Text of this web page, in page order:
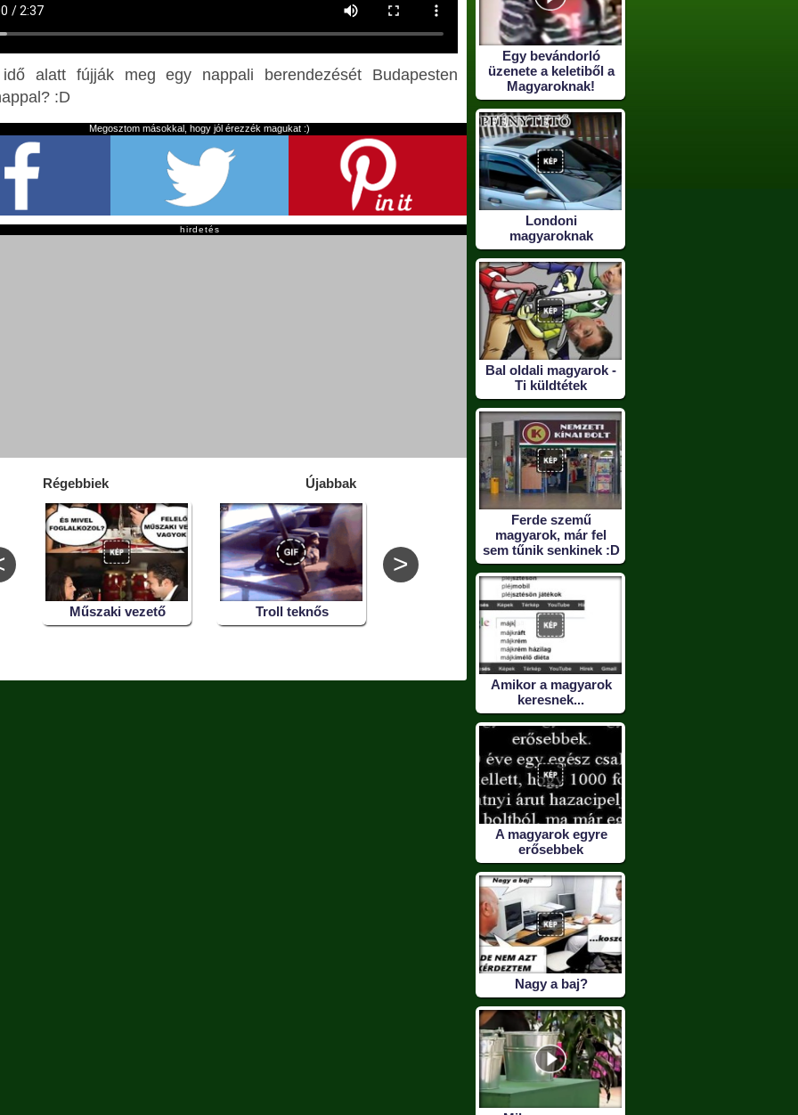
alatt fújják meg egy nappali berendezését Budapesten
:D
Megosztom másokkal, hogy jól érezzék magukat :)
hirdetés
Régebbiek Újabbak
Műszaki vezető Troll teknős
Csak egy részeg
háziasszony :D
>
Egy bevándorló
üzenete a keletiből a
Magyaroknak!
Londoni
magyaroknak
Bal oldali magyarok -
Ti küldtétek
Ferde szemű
magyarok, már fel
sem tűnik senkinek :D
Amikor a magyarok
keresnek...
A magyarok egyre
erősebbek
Nagy a baj?